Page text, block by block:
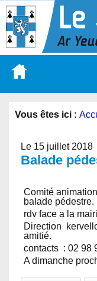
Vous êtes ici :
Le 15 juillet 2018
Balade
Comité
balade pédestre.
rdv face a la
Direction
amitié.
contacts : 02 98
A dimanche